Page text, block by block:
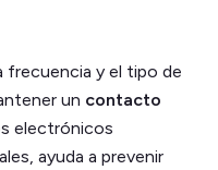
frecuencia y el tipo de
un contacto
electrónicos
ayuda a prevenir